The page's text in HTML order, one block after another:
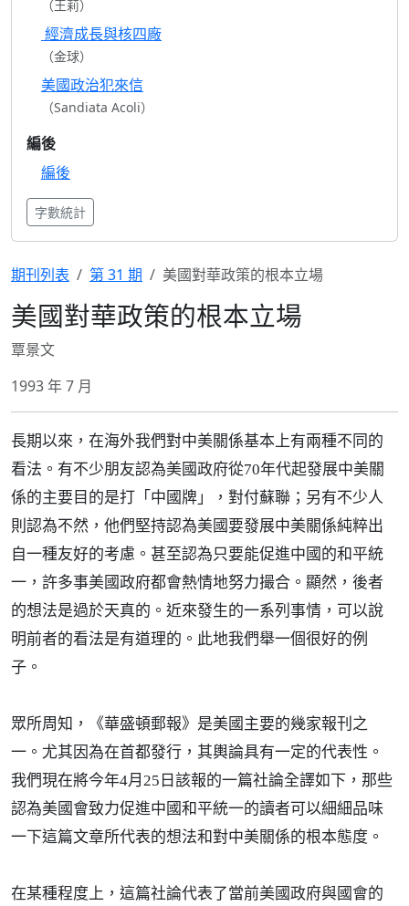
（王莉）
經濟成長與核四廠
（金球）
美國政治犯來信
（Sandiata Acoli）
編後
編後
字數統計
期刊列表 第 31 期 美國對華政策的根本立場
美國對華政策的根本立場
覃景文
1993 年 7 月
長期以來，在海外我們對中美關係基本上有兩種不同的
看法。有不少朋友認為美國政府從70年代起發展中美關
係的主要目的是打「中國牌」，對付蘇聯；另有不少人
則認為不然，他們堅持認為美國要發展中美關係純粹出
自一種友好的考慮。甚至認為只要能促進中國的和平統
一，許多事美國政府都會熱情地努力撮合。顯然，後者
的想法是過於天真的。近來發生的一系列事情，可以說
明前者的看法是有道理的。此地我們舉一個很好的例
子。
眾所周知，《華盛頓郵報》是美國主要的幾家報刊之
一。尤其因為在首都發行，其輿論具有一定的代表性。
我們現在將今年4月25日該報的一篇社論全譯如下，那些
認為美國會致力促進中國和平統一的讀者可以細細品味
一下這篇文章所代表的想法和對中美關係的根本態度。
在某種程度上，這篇社論代表了當前美國政府與國會的